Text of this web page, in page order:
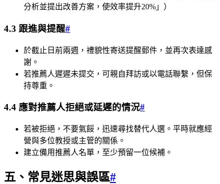
分析並提出改善方案，使效率提升20%」）
4.3 跟進與提醒#
於截止日前兩週，禮貌性寄送提醒郵件，並再次表達感
謝。
若推薦人遲遲未提交，可親自拜訪或以電話聯繫，但保
持尊重。
4.4 應對推薦人拒絕或延遲的情況#
若被拒絕，不要氣餒，迅速尋找替代人選。平時就應經
營與多位教授或主管的關係。
建立備用推薦人名單，至少預留一位候補。
五、常見迷思與誤區#